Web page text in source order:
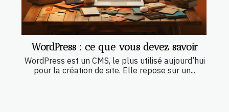
WordPress : ce que vous devez savoir
WordPress est un CMS, le plus utilisé aujourd’hui
pour la création de site. Elle repose sur un...